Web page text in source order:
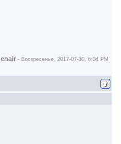
- Воскресенье, 2017-07-30, 6:04 PM